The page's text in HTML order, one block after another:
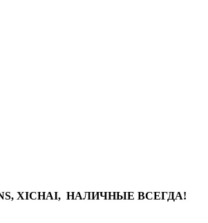
XICHAI, НАЛИЧНЫЕ ВСЕГДА!